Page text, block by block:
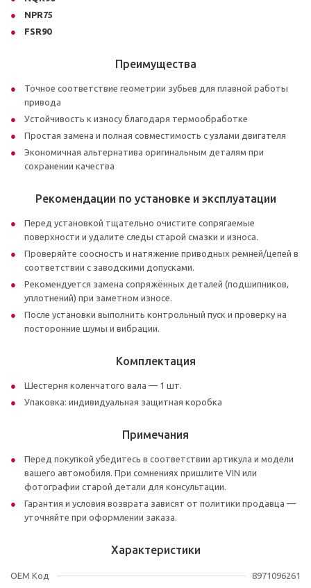
NPR75
FSR90
Преимущества
Точное соответствие геометрии зубьев для плавной работы
привода
Устойчивость к износу благодаря термообработке
Простая замена и полная совместимость с узлами двигателя
Экономичная альтернатива оригинальным деталям при
сохранении качества
Рекомендации по установке и эксплуатации
Перед установкой тщательно очистите сопрягаемые
поверхности и удалите следы старой смазки и износа.
Проверяйте соосность и натяжение приводных ремней/цепей в
соответствии с заводскими допусками.
Рекомендуется замена сопряжённых деталей (подшипников,
уплотнений) при заметном износе.
После установки выполнить контрольный пуск и проверку на
посторонние шумы и вибрации.
Комплектация
Шестерня коленчатого вала — 1 шт.
Упаковка: индивидуальная защитная коробка
Примечания
Перед покупкой убедитесь в соответствии артикула и модели
вашего автомобиля. При сомнениях пришлите VIN или
фотографии старой детали для консультации.
Гарантия и условия возврата зависят от политики продавца —
уточняйте при оформлении заказа.
Характеристики
OEM Код
8971096261